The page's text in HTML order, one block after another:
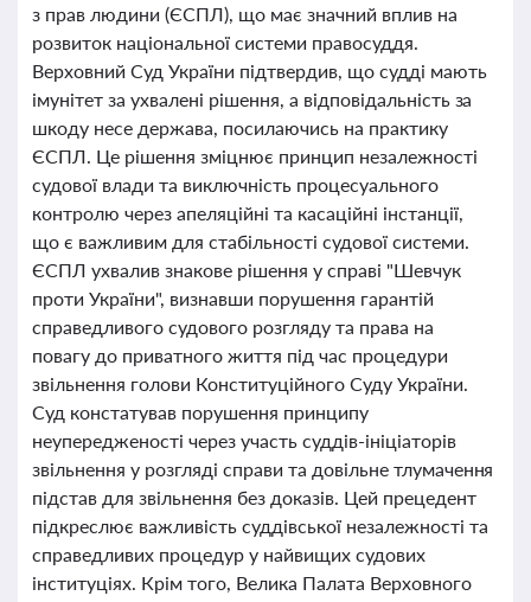
з прав людини (ЄСПЛ), що має значний вплив на
розвиток національної системи правосуддя.
Верховний Суд України підтвердив, що судді мають
імунітет за ухвалені рішення, а відповідальність за
шкоду несе держава, посилаючись на практику
ЄСПЛ. Це рішення зміцнює принцип незалежності
судової влади та виключність процесуального
контролю через апеляційні та касаційні інстанції,
що є важливим для стабільності судової системи.
ЄСПЛ ухвалив знакове рішення у справі "Шевчук
проти України", визнавши порушення гарантій
справедливого судового розгляду та права на
повагу до приватного життя під час процедури
звільнення голови Конституційного Суду України.
Суд констатував порушення принципу
неупередженості через участь суддів-ініціаторів
звільнення у розгляді справи та довільне тлумачення
підстав для звільнення без доказів. Цей прецедент
підкреслює важливість суддівської незалежності та
справедливих процедур у найвищих судових
інституціях. Крім того, Велика Палата Верховного